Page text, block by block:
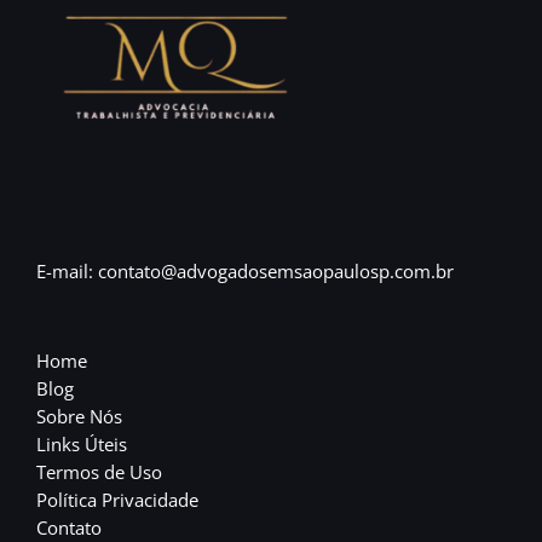
E-mail: contato@advogadosemsaopaulosp.com.br
Home
Blog
Sobre Nós
Links Úteis
Termos de Uso
Política Privacidade
Contato